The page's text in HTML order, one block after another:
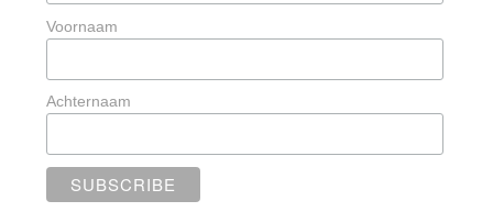
Voornaam
Achternaam